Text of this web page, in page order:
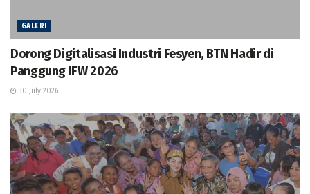
GALERI
Dorong Digitalisasi Industri Fesyen, BTN Hadir di
Panggung IFW 2026
30 July 2026